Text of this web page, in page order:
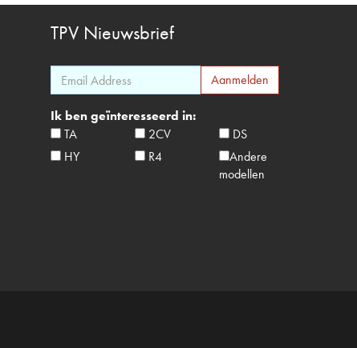
TPV Nieuwsbrief
Ik ben geïnteresseerd in:
TA
2CV
DS
HY
R4
Andere
modellen